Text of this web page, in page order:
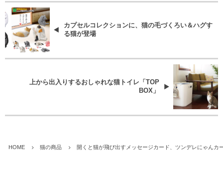
カプセルコレクションに、猫の毛づくろい＆ハグす
る猫が登場
上から出入りするおしゃれな猫トイレ「TOP
BOX」
HOME 猫の商品 開くと猫が飛び出すメッセージカード、ツンデレにゃんカ